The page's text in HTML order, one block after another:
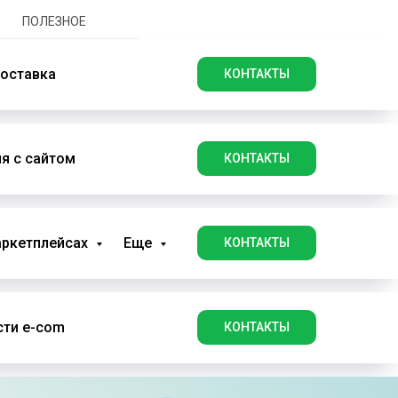
ПОЛЕЗНОЕ
КОНТАКТЫ
с сайтом КОНТАКТЫ
Еще КОНТАКТЫ
e-com КОНТАКТЫ